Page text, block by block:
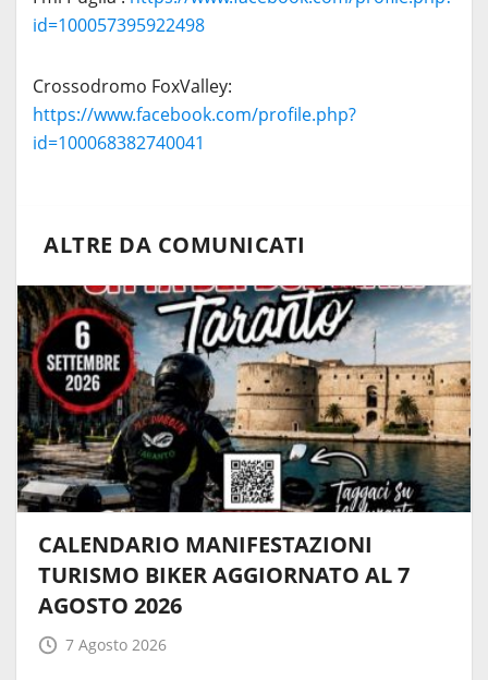
id=100057395922498
Crossodromo FoxValley:
https://www.facebook.com/profile.php?
id=100068382740041
ALTRE DA COMUNICATI
CALENDARIO MANIFESTAZIONI
TURISMO BIKER AGGIORNATO AL 7
AGOSTO 2026
7 Agosto 2026